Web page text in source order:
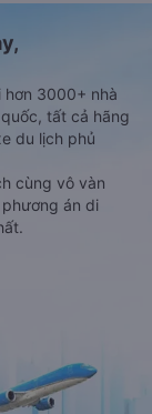
3000+ nhà
tất cả hãng
du lịch phủ
cùng vô vàn
án di